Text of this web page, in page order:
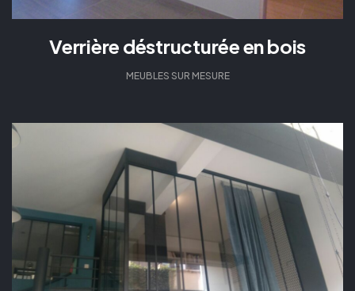
Verrière déstructurée en bois
MEUBLES SUR MESURE